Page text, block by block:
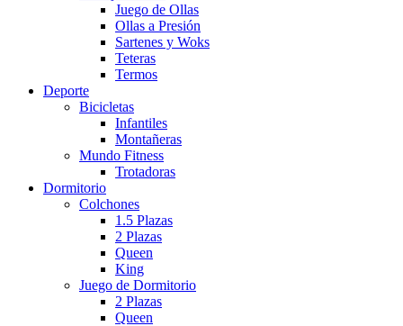
Juego de Ollas
Ollas a Presión
Sartenes y Woks
Teteras
Termos
Deporte
Bicicletas
Infantiles
Montañeras
Mundo Fitness
Trotadoras
Dormitorio
Colchones
1.5 Plazas
2 Plazas
Queen
King
Juego de Dormitorio
2 Plazas
Queen